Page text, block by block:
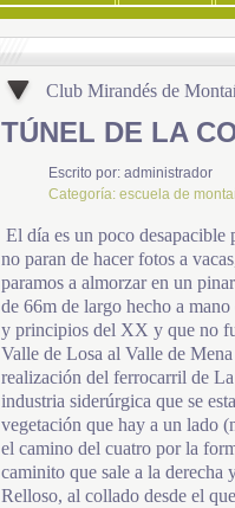
Club Mirandés de
TÚNEL DE LA
Escrito por: administrador
Categoría: escuela de
El día es un poco
no paran de hacer fotos a
paramos a almorzar en un
de 66m de largo hecho a
y principios del XX y que no
Valle de Losa al Valle de
realización del ferrocarril de
industria siderúrgica que se
vegetación que hay a un lado
el camino del cuatro por la
caminito que sale a la derecha
Relloso, al collado desde el